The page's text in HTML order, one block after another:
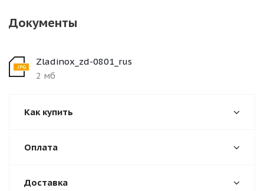
Документы
Zladinox_zd-0801_rus
2 мб
Как купить
Оплата
Доставка